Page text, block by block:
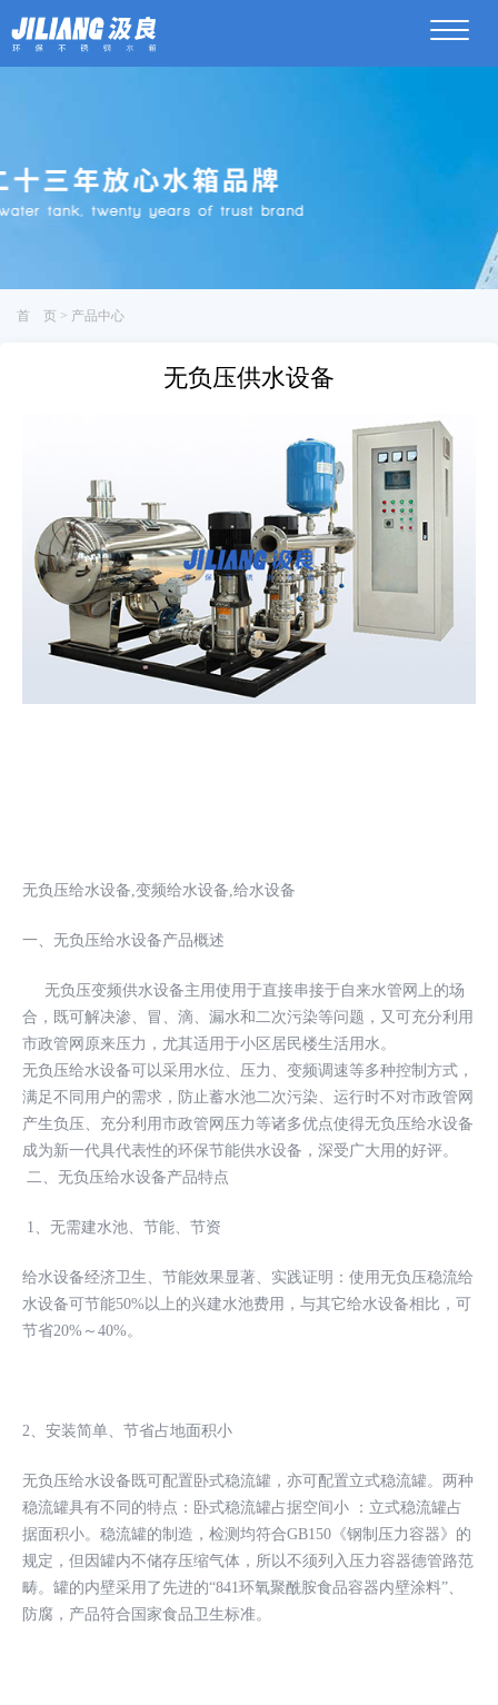
菜
首 页 > 产品中心
无负压供水设备
无负压给水设备,变频给水设备,给水设备
一、无负压给水设备产品概述
无负压变频供水设备主用使用于直接串接于自来水管网上的场
合，既可解决渗、冒、滴、漏水和二次污染等问题，又可充分利用
市政管网原来压力，尤其适用于小区居民楼生活用水。
无负压给水设备可以采用水位、压力、变频调速等多种控制方式，
满足不同用户的需求，防止蓄水池二次污染、运行时不对市政管网
产生负压、充分利用市政管网压力等诸多优点使得无负压给水设备
成为新一代具代表性的环保节能供水设备，深受广大用的好评。
二、无负压给水设备产品特点
1、无需建水池、节能、节资
给水设备经济卫生、节能效果显著、实践证明：使用无负压稳流给
水设备可节能50%以上的兴建水池费用，与其它给水设备相比，可
节省20%～40%。
2、安装简单、节省占地面积小
无负压给水设备既可配置卧式稳流罐，亦可配置立式稳流罐。两种
稳流罐具有不同的特点：卧式稳流罐占据空间小 ：立式稳流罐占
据面积小。稳流罐的制造，检测均符合GB150《钢制压力容器》的
规定，但因罐内不储存压缩气体，所以不须列入压力容器德管路范
畴。罐的内壁采用了先进的“841环氧聚酰胺食品容器内壁涂料”、
防腐，产品符合国家食品卫生标准。